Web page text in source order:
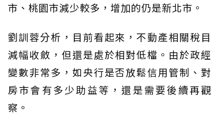
市、桃園市減少較多，增加的仍是新北市。
劉訓蓉分析，目前看起來，不動產相關稅目
減幅收斂，但還是處於相對低檔。由於政經
變數非常多，如央行是否放鬆信用管制、對
房市會有多少助益等，還是需要後續再觀
察。